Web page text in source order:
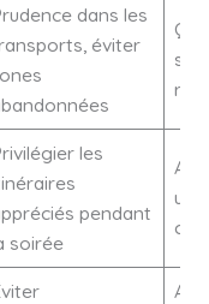
dans les
éviter
les
pendant
soirée